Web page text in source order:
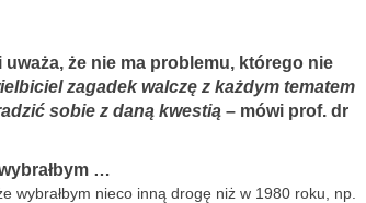
że nie ma problemu, którego nie
zagadek walczę z każdym tematem
sobie z daną kwestią – mówi prof. dr
…
wybrałbym nieco inną drogę niż w 1980 roku, np.